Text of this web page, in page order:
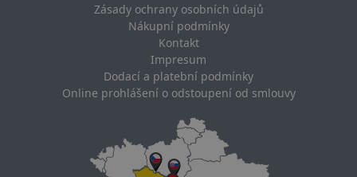
Zásady ochrany osobních údajů
Nákupní podmínky
Kontakt
Impresum
Dodací a platební podmínky
Online prohlášení o odstoupení od smlouvy